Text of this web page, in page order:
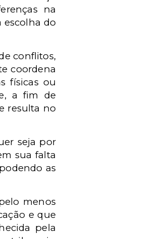
na
escolha do
conflitos,
coordena
físicas ou
a fim de
resulta no
seja por
sua falta
as
menos
e que
pela